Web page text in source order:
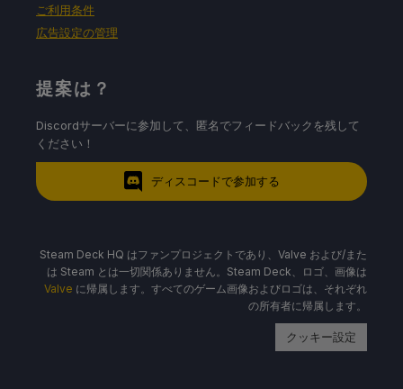
ご利用条件
広告設定の管理
提案は？
Discordサーバーに参加して、匿名でフィードバックを残して
ください！
ディスコードで参加する
Steam Deck HQ はファンプロジェクトであり、Valve および/また
は Steam とは一切関係ありません。Steam Deck、ロゴ、画像は
Valve に帰属します。すべてのゲーム画像およびロゴは、それぞれ
の所有者に帰属します。
クッキー設定